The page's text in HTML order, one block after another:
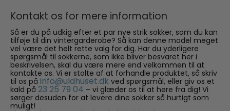
Kontakt os for mere information
Så er du på udkig efter et par nye strik sokker, som du kan
tilføje til din vintergarderobe? Så kan denne model meget
vel være det helt rette valg for dig. Har du yderligere
spørgsmål til sokkerne, som ikke bliver besvaret her i
beskrivelsen, skal du være mere end velkommen til at
kontakte os. Vi er stolte af at forhandle produktet, så skriv
til os på info@uldhuset.dk ved spørgsmål, eller giv os et
kald på 23 25 79 04 – vi glæder os til at høre fra dig! Vi
sørger desuden for at levere dine sokker så hurtigt som
muligt!